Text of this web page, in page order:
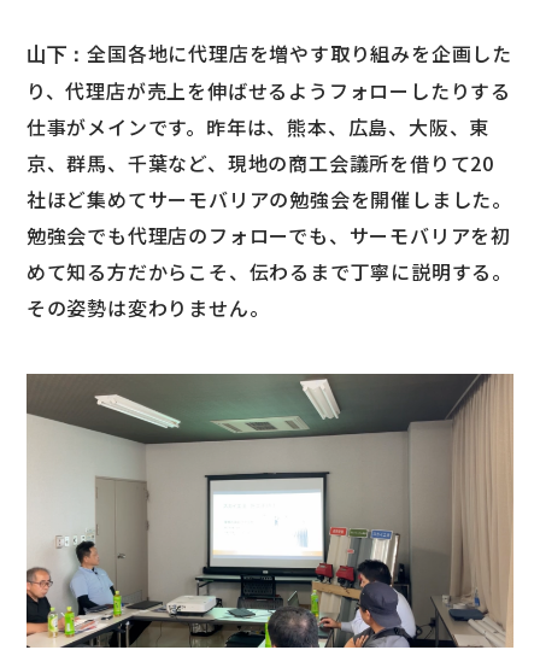
山下：全国各地に代理店を増やす取り組みを企画した
り、代理店が売上を伸ばせるようフォローしたりする
仕事がメインです。昨年は、熊本、広島、大阪、東
京、群馬、千葉など、現地の商工会議所を借りて20
社ほど集めてサーモバリアの勉強会を開催しました。
勉強会でも代理店のフォローでも、サーモバリアを初
めて知る方だからこそ、伝わるまで丁寧に説明する。
その姿勢は変わりません。